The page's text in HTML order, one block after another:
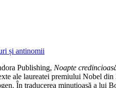
și antinomii
Publishing, Noapte
ale laureatei premiului Nobel
În traducerea minuțioasă a lui